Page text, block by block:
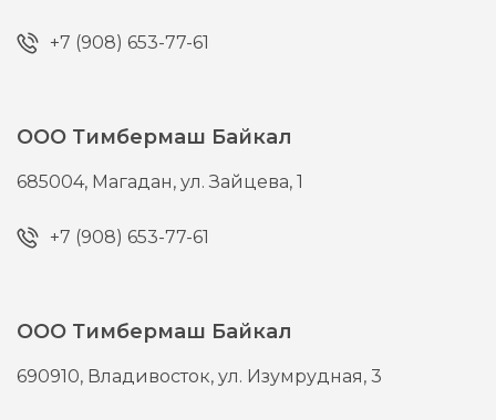
+7 (908) 653-77-61
ООО Тимбермаш Байкал
685004, Магадан,ул. Зайцева, 1
+7 (908) 653-77-61
ООО Тимбермаш Байкал
690910, Владивосток,ул. Изумрудная, 3